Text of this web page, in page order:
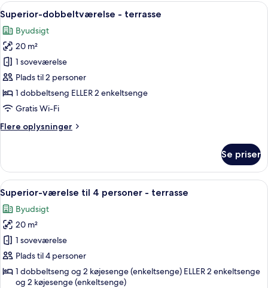
Indlæs
alle
billeder
af
Superior-
dobbeltværelse
-
terrasse
Minibar, pengeskab på værelset,
10
Superior-dobbeltværelse - terrasse
Byudsigt
20 m²
1 soveværelse
Plads til 2 personer
1 dobbeltseng ELLER 2 enkeltsenge
Gratis Wi-Fi
Flere oplysninger
Flere
dobbeltværelse
terrasse
Se priser
Indlæs
alle
billeder
af
Superior-
værelse
til
Et moderne hotelværelse med en
9
Superior-værelse til 4 personer - terrasse
Byudsigt
20 m²
1 soveværelse
Plads til 4 personer
1 dobbeltseng og 2 køjesenge (enkeltsenge) ELLER 2 enkeltsenge
og 2 køjesenge (enkeltsenge)